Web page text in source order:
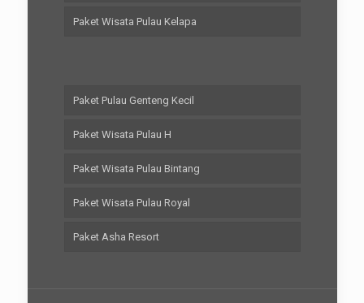
Paket Wisata Pulau Kelapa
Paket Pulau Genteng Kecil
Paket Wisata Pulau H
Paket Wisata Pulau Bintang
Paket Wisata Pulau Royal
Paket Asha Resort